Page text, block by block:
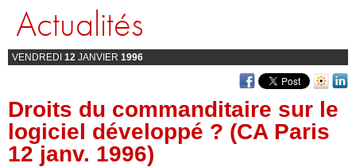
Actualités
VENDREDI 12 JANVIER 1996
Droits du commanditaire sur le
logiciel développé ? (CA Paris
12 janv. 1996)